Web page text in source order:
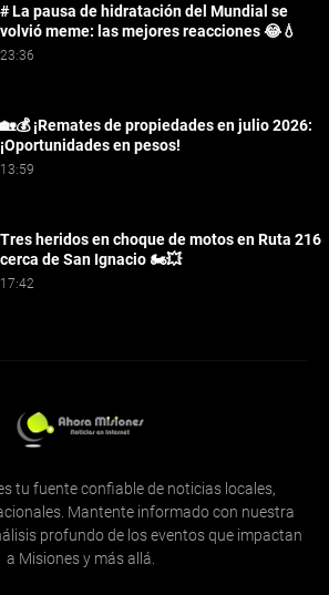
# La pausa de hidratación del Mundial se
volvió meme: las mejores reacciones 😂💧
23:36
🏡💰 ¡Remates de propiedades en julio 2026:
¡Oportunidades en pesos!
13:59
Tres heridos en choque de motos en Ruta 216
cerca de San Ignacio 🏍️💥
17:42
tu fuente confiable de noticias locales,
Mantente informado con nuestra
profundo de los eventos que impactan
a Misiones y más allá.